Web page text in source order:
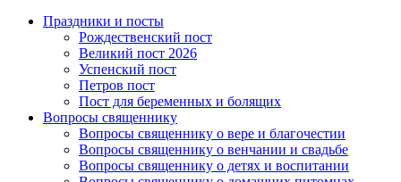
Праздники и посты
Рождественский пост
Великий пост 2026
Успенский пост
Петров пост
Пост для беременных и болящих
Вопросы священнику
Вопросы священнику о вере и благочестии
Вопросы священнику о венчании и свадьбе
Вопросы священнику о детях и воспитании